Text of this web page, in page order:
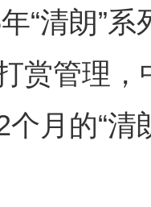
清朗”系
赏管理
月的“清